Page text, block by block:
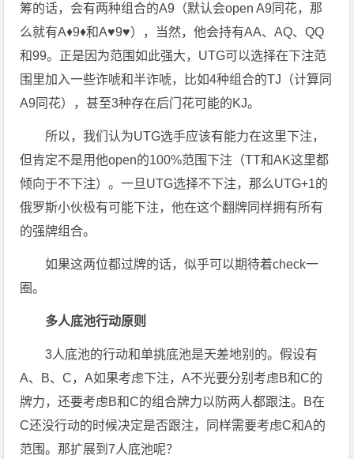
筹的话，会有两种组合的A9（默认会open A9同花，那
么就有A♦9♦和A♥9♥），当然，他会持有AA、AQ、QQ
和99。正是因为范围如此强大，UTG可以选择在下注范
围里加入一些诈唬和半诈唬，比如4种组合的TJ（计算同
A9同花），甚至3种存在后门花可能的KJ。
所以，我们认为UTG选手应该有能力在这里下注，
但肯定不是用他open的100%范围下注（TT和AK这里都
倾向于不下注）。一旦UTG选择不下注，那么UTG+1的
俄罗斯小伙极有可能下注，他在这个翻牌同样拥有所有
的强牌组合。
如果这两位都过牌的话，似乎可以期待着check一
圈。
多人底池行动原则
3人底池的行动和单挑底池是天差地别的。假设有
A、B、C，A如果考虑下注，A不光要分别考虑B和C的
牌力，还要考虑B和C的组合牌力以防两人都跟注。B在
C还没行动的时候决定是否跟注，同样需要考虑C和A的
范围。那扩展到7人底池呢？